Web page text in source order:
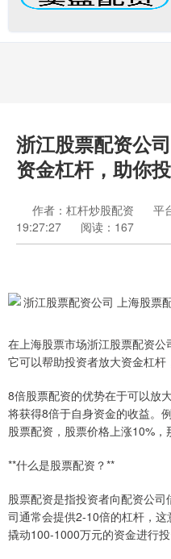
浙江股票配资公
资金杠杆，助你
作者：杠杆炒股配资 平
19:27:27
阅读：167
在上海股票市场浙江股票配资公
它可以帮助投资者放大资金杠杆
8倍股票配资的优势在于可以放
将获得8倍于自身资金的收益。
股票配资，股票价格上涨10%，
**什么是股票配资？**
股票配资是指投资者向配资公
司通常会提供2-10倍的杠杆，
撬动100-1000万元的资金进行投